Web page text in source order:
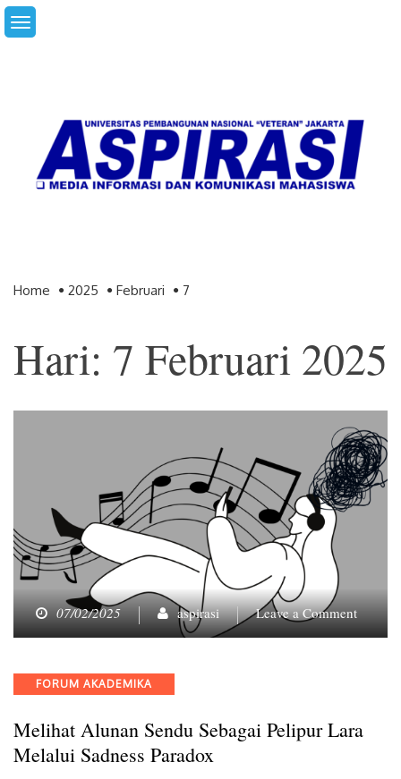
Skip
to
Home 2025 Februari 7
Hari: 7 Februari 2025
07/02/2025 aspirasi Leave a Commenton
Melihat
Lara
Categories
FORUM AKADEMIKA
Melihat Alunan Sendu Sebagai Pelipur Lara
Melalui Sadness Paradox